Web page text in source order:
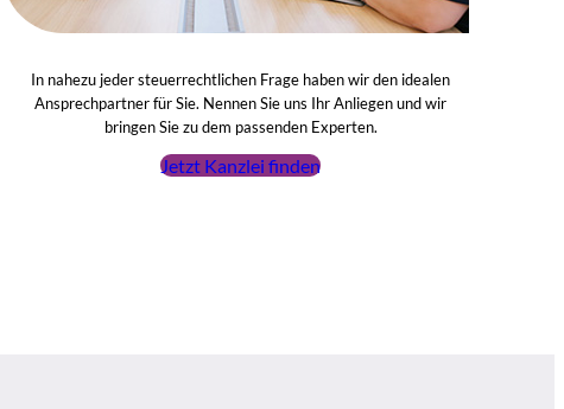
In nahezu jeder steuerrechtlichen Frage haben wir den idealen
Ansprechpartner für Sie. Nennen Sie uns Ihr Anliegen und wir
bringen Sie zu dem passenden Experten.
Jetzt Kanzlei finden